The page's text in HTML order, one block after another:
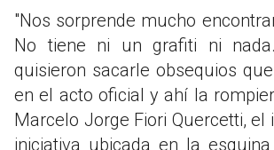
"Nos sorprende mucho
No tiene ni un grafiti ni
quisieron sacarle obsequios
en el acto oficial y ahí la
Marcelo Jorge Fiori Quercetti, el
iniciativa ubicada en la